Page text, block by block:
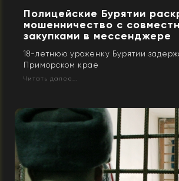
Полицейские Бурятии
мошенничество с
закупками в мессенджере
18-летнюю уроженку Бурятии
Приморском крае
Читать далее...